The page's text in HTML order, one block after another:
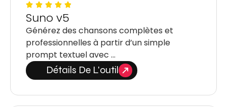
Suno v5
Générez des chansons complètes et
professionnelles à partir d’un simple
prompt textuel avec …
Détails De L'outil